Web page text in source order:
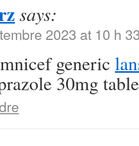
says:
2023 at 10 h
generic
30mg